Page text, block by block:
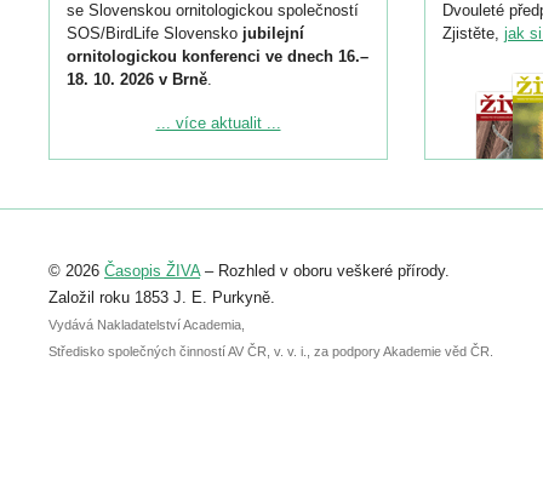
se Slovenskou ornitologickou společností
SOS/BirdLife Slovensko jubilejní
ornitologickou konferenci ve dnech 16.–
18. 10. 2026 v Brně.
Podrobnější informace ke konferenci
Registrovat se můžete do 6. září.
abstraktu přihlášené přednášky nebo
posteru je už 30. června.
... více aktualit ...
Dvouleté
Zjistěte, jak
© 2026 Časopis ŽIVA– Rozhled v oboru veškeré přírody.
Založil roku 1853 J. E. Purkyně.
Vydává Nakladatelství Academia,
Středisko společných činností AV ČR, v. v. i., za podpory Akademie věd ČR.